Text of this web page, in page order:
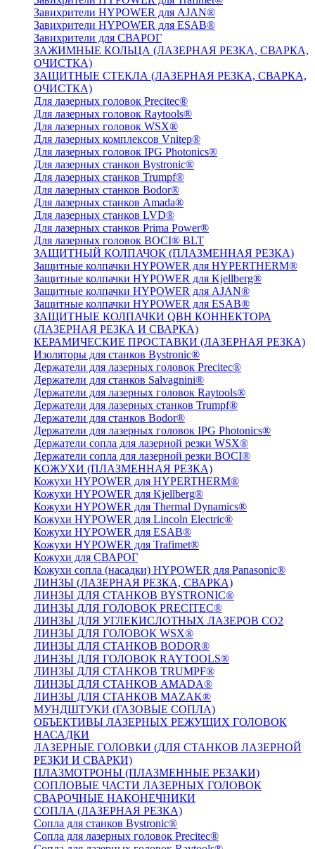
Завихрители HYPOWER для AJAN®
Завихрители HYPOWER для ESAB®
Завихрители для СВАРОГ
ЗАЖИМНЫЕ КОЛЬЦА (ЛАЗЕРНАЯ РЕЗКА, СВАРКА,
ОЧИСТКА)
ЗАЩИТНЫЕ СТЕКЛА (ЛАЗЕРНАЯ РЕЗКА, СВАРКА,
ОЧИСТКА)
Для лазерных головок Precitec®
Для лазерных головок Raytools®
Для лазерных головок WSX®
Для лазерных комплексов Vnitep®
Для лазерных головок IPG Photonics®
Для лазерных станков Bystronic®
Для лазерных станков Trumpf®
Для лазерных станков Bodor®
Для лазерных станков Amada®
Для лазерных станков LVD®
Для лазерных станков Prima Power®
Для лазерных головок BOCI® BLT
ЗАЩИТНЫЙ КОЛПАЧОК (ПЛАЗМЕННАЯ РЕЗКА)
Защитные колпачки HYPOWER для HYPERTHERM®
Защитные колпачки HYPOWER для Kjellberg®
Защитные колпачки HYPOWER для AJAN®
Защитные колпачки HYPOWER для ESAB®
ЗАЩИТНЫЕ КОЛПАЧКИ QBH КОННЕКТОРА
(ЛАЗЕРНАЯ РЕЗКА И СВАРКА)
КЕРАМИЧЕСКИЕ ПРОСТАВКИ (ЛАЗЕРНАЯ РЕЗКА)
Изоляторы для станков Bystronic®
Держатели для лазерных головок Precitec®
Держатели для станков Salvagnini®
Держатели для лазерных головок Raytools®
Держатели для лазерных станков Trumpf®
Держатели для станков Bodor®
Держатели для лазерных головок IPG Photonics®
Держатели сопла для лазерной резки WSX®
Держатели сопла для лазерной резки BOCI®
КОЖУХИ (ПЛАЗМЕННАЯ РЕЗКА)
Кожухи HYPOWER для HYPERTHERM®
Кожухи HYPOWER для Kjellberg®
Кожухи HYPOWER для Thermal Dynamics®
Кожухи HYPOWER для Lincoln Electric®
Кожухи HYPOWER для ESAB®
Кожухи HYPOWER для Trafimet®
Кожухи для СВАРОГ
Кожухи сопла (насадки) HYPOWER для Panasonic®
ЛИНЗЫ (ЛАЗЕРНАЯ РЕЗКА, СВАРКА)
ЛИНЗЫ ДЛЯ СТАНКОВ BYSTRONIC®
ЛИНЗЫ ДЛЯ ГОЛОВОК PRECITEC®
ЛИНЗЫ ДЛЯ УГЛЕКИСЛОТНЫХ ЛАЗЕРОВ CO2
ЛИНЗЫ ДЛЯ ГОЛОВОК WSX®
ЛИНЗЫ ДЛЯ СТАНКОВ BODOR®
ЛИНЗЫ ДЛЯ ГОЛОВОК RAYTOOLS®
ЛИНЗЫ ДЛЯ СТАНКОВ TRUMPF®
ЛИНЗЫ ДЛЯ СТАНКОВ AMADA®
ЛИНЗЫ ДЛЯ СТАНКОВ MAZAK®
МУНДШТУКИ (ГАЗОВЫЕ СОПЛА)
ОБЪЕКТИВЫ ЛАЗЕРНЫХ РЕЖУЩИХ ГОЛОВОК
НАСАДКИ
ЛАЗЕРНЫЕ ГОЛОВКИ (ДЛЯ СТАНКОВ ЛАЗЕРНОЙ
РЕЗКИ И СВАРКИ)
ПЛАЗМОТРОНЫ (ПЛАЗМЕННЫЕ РЕЗАКИ)
СОПЛОВЫЕ ЧАСТИ ЛАЗЕРНЫХ ГОЛОВОК
СВАРОЧНЫЕ НАКОНЕЧНИКИ
СОПЛА (ЛАЗЕРНАЯ РЕЗКА)
Сопла для станков Bystronic®
Сопла для лазерных головок Precitec®